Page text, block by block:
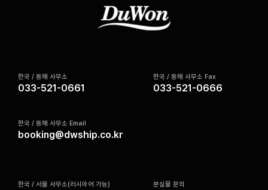
한국 / 동해 사무소
033-521-0661
한국 / 동해 사무소 Fax
033-521-0666
한국 / 동해 사무소 Email
booking@dwship.co.kr
한국 / 서울 사무소(러시아어 가능) 분실물 문의